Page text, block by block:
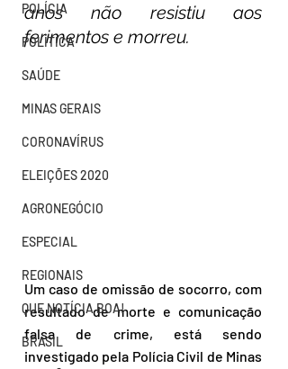
POLÍCIA
POLÍTICA
SAÚDE
MINAS GERAIS
CORONAVÍRUS
ELEIÇÕES 2020
AGRONEGÓCIO
ESPECIAL
REGIONAIS
QUE NOTÍCIA BOA!
BRASIL
anos não resistiu aos
ferimentos e morreu.
Um caso de omissão de socorro, com
resultado de morte e comunicação
falsa de crime, está sendo
investigado pela Polícia Civil de Minas